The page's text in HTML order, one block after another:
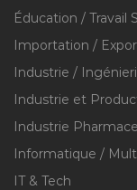
Éducation / Travail
Importation /
Industrie /
Industrie et
Industrie
Informatique /
IT & Tech